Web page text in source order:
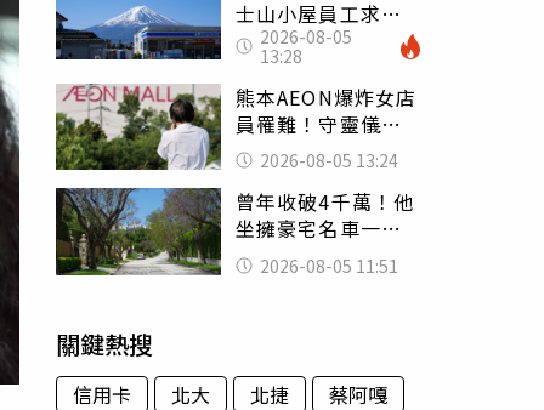
士山小屋員工求助
「想活下去」 山
友狂背物資上山：
台灣真的是寶島
2026-08-05
13:28
熊本AEON爆炸女店
員罹難！守靈儀式
擺純白婚紗 「妻
已不在身邊」他淚
喊：無法想像
2026-08-05 13:24
曾年收破4千萬！他
坐擁豪宅名車一夕
之間「啪！沒
了」 如今卻說更
2026-08-05 11:51
關鍵熱搜
信用卡 北大 北捷
蔡阿嘎